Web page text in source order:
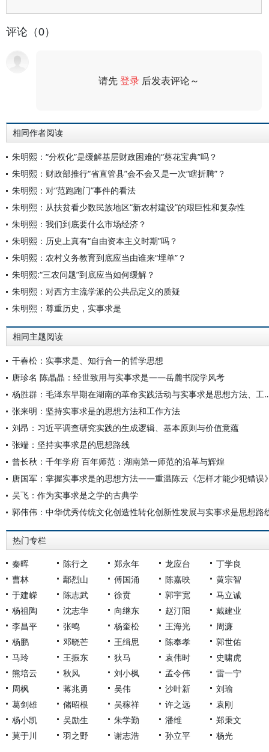
评论（0）
请先登录 后发表评论～
相同作者阅读
朱明熙：“分权化”是缓解基层财政困难的“葵花宝典”吗？
朱明熙：财政部推行“省直管县”会不会又是一次“瞎折腾”？
朱明熙：对“范跑跑门”事件的看法
朱明熙：从扶贫看少数民族地区“新农村建设”的艰巨性和复杂性
朱明熙：我们到底要什么市场经济？
朱明熙：历史上真有“自由资本主义时期”吗？
朱明熙：农村义务教育到底应当由谁来“埋单”？
朱明熙:“三农问题”到底应当如何缓解？
朱明熙：对西方主流学派的公共品定义的质疑
朱明熙：尊重历史，实事求是
相同主题阅读
干春松：实事求是、知行合一的哲学思想
唐珍名 陈晶晶：经世致用与实事求是——岳麓书院学风考
杨胜群：毛泽东早期在湖南的革
张来明：坚持实事求是的思想方法和工作方法
刘昂：习近平调查研究实践的生成逻辑、基本原则与价值意蕴
张端：坚持实事求是的思想路线
曾长秋：千年学府 百年师范：湖南第一师范的沿革与辉煌
唐国军：掌握实事求是的思想方法——重温陈云《怎样才能少犯错误
吴飞：作为实事求是之学的古典学
郭伟伟：中华优秀传统文化创造性转化创新性发展与实事求是思想路
热门专栏
秦晖 陈行之 郑永年 龙应台
丁学良
曹林
鄢烈山 傅国涌 陈嘉映
黄宗智
于建嵘
陈志武 徐贲 郭宇宽
马立诚
杨祖陶
沈志华 向继东 赵汀阳
戴建业
李昌平
张鸣 杨奎松 王海光
周濂
杨鹏
邓晓芒 王缉思 陈奉孝
郭世佑
马玲
王振东 狄马 袁伟时
史啸虎
熊培云
秋风 刘小枫 孟令伟
雷一宁
周枫
蒋兆勇 吴伟 沙叶新
刘瑜
葛剑雄
储昭根 吴稼祥 许之远
袁刚
杨小凯
吴励生 朱学勤 潘维
郑秉文
莫于川
羽之野 谢志浩 孙立平 杨光